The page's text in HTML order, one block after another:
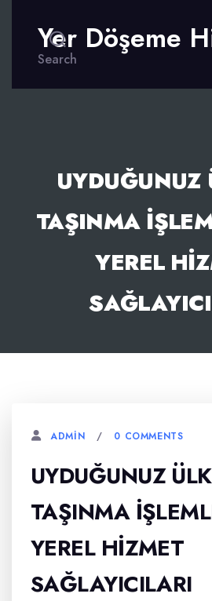
Search
Yer Döşeme
UYDUĞUNUZ
TAŞINMA
YEREL
ADMIN 0 COMMENTS
UYDUĞUNUZ
TAŞINMA
YEREL HIZMET
SAĞLAYICILARI